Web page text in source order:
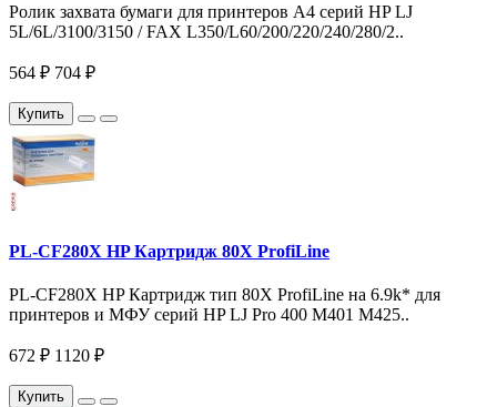
Ролик захвата бумаги для принтеров A4 серий HP LJ
5L/6L/3100/3150 / FAX L350/L60/200/220/240/280/2..
564 ₽ 704 ₽
Купить
PL-CF280X HP Картридж 80X ProfiLine
PL-CF280X HP Картридж тип 80X ProfiLine на 6.9k* для
принтеров и МФУ серий HP LJ Pro 400 M401 M425..
672 ₽ 1120 ₽
Купить